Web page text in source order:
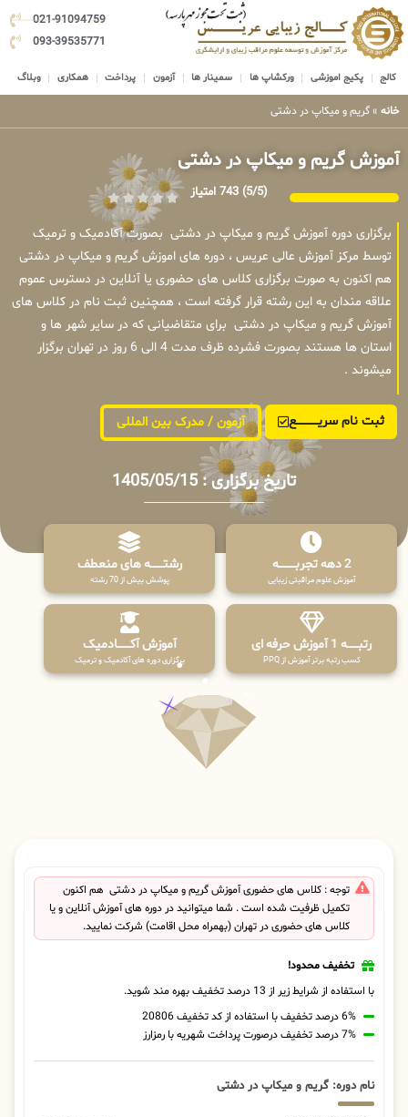
021-91094759
093-39535771
کالج پکیج اموزشی ورکشاپ ها سمینار ها آزمون پرداخت همکاری وبلاگ
خانه » گریم و میکاپ در دشتی
آموزش گریم و میکاپ در دشتی
(5/5) 743 امتیاز
برگزاری دوره آموزش گریم و میکاپ در دشتی بصورت آکادمیک و ترمیک
توسط مرکز آموزش عالی عریس ، دوره های اموزش گریم و میکاپ در دشتی
هم اکنون به صورت برگزاری کلاس های حضوری یا آنلاین در دسترس عموم
علاقه مندان به این رشته قرار گرفته است ، همچنین ثبت نام در کلاس های
آموزش گریم و میکاپ در دشتی برای متقاضیانی که در سایر شهر ها و
استان ها هستند بصورت فشرده ظرف مدت 4 الی 6 روز در تهران برگزار
میشوند .
ثبت نام سریــــــــــــع آزمون / مدرک بین المللی
تاریخ برگزاری : 1405/05/15
2 دهه تجربـــــــــه
آموزش علوم مراقبتی زیبایی
رشتـــــــه های منعطف
پوشش بیش از 70 رشته
رتبــــــه 1 آموزش حرفه ای
کسب رتبه برتر آموزش از PPQ
آموزش آکـــــــادمیک
برگزاری دوره های آکادمیک و ترمیک
توجه : کلاس های حضوری آموزش گریم و میکاپ در دشتی هم اکنون
تکمیل ظرفیت شده است . شما میتوانید در دوره های آموزش آنلاین و یا
کلاس های حضوری در تهران (بهمراه محل اقامت) شرکت نمایید.
تخفیف محدود!
با استفاده از شرایط زیر از 13 درصد تخفیف بهره مند شوید.
6% درصد تخفیف با استفاده از کد تخفیف 20806
7% درصد تخفیف درصورت پرداخت شهریه با رمزارز
نام دوره: گریم و میکاپ در دشتی